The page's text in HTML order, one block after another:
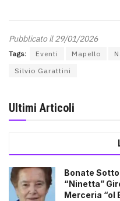
Pubblicato il 29/01/2026
Tags: Eventi Mapello
Silvio Garattini
Ultimi Articoli
Bonate
“Ninetta”
Merceria “ol